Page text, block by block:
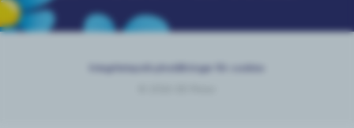
Inställningar för cookies